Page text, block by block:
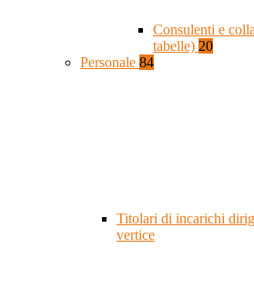
Consulenti e
tabelle) 20
Personale 84
Titolari di incarichi
vertice